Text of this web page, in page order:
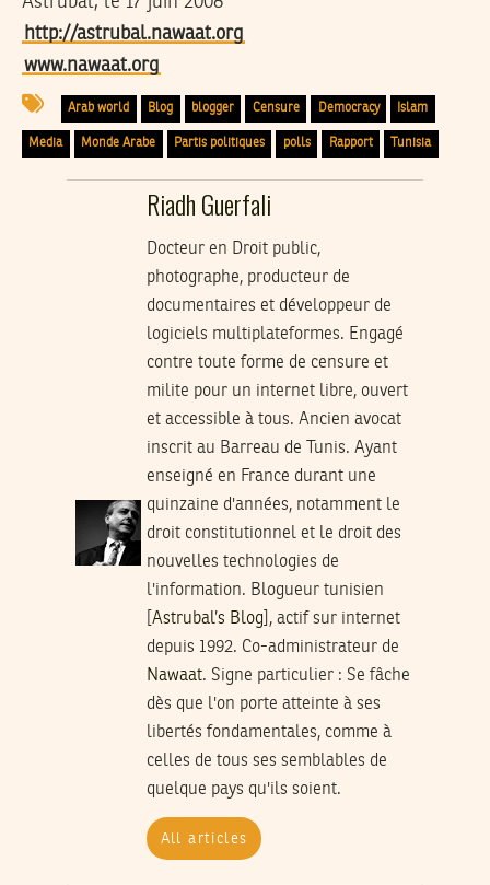
http://astrubal.nawaat.org
www.nawaat.org
Arab world Blog blogger Censure Democracy Islam
Media Monde Arabe Partis politiques polls Rapport Tunisia
Riadh Guerfali
Docteur en Droit public,
photographe, producteur de
documentaires et développeur de
logiciels multiplateformes. Engagé
contre toute forme de censure et
milite pour un internet libre, ouvert
et accessible à tous. Ancien avocat
inscrit au Barreau de Tunis. Ayant
enseigné en France durant une
quinzaine d'années, notamment le
droit constitutionnel et le droit des
nouvelles technologies de
l'information. Blogueur tunisien
Astrubal’s Blog ], actif sur internet
depuis 1992. Co-administrateur de
Nawaat. Signe particulier: Se fâche
dès que l'on porte atteinte à ses
libertés fondamentales, comme à
celles de tous ses semblables de
quelque pays qu'ils soient.
All articles